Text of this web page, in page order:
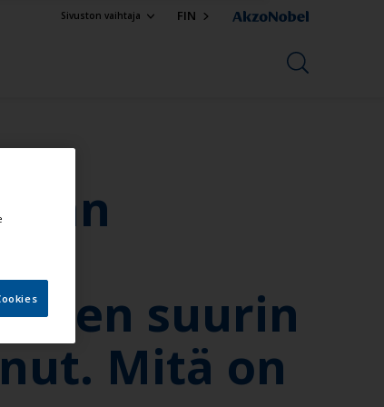
Sivuston vaihtaja FIN
suurin
Mitä on